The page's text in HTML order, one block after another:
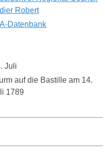
Robert
Datenbank
Juli
auf die Bastille am 14.
1789